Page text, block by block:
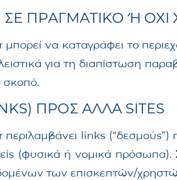
ΠΡΑΓΜΑΤΙΚΟ Ή ΟΧΙ
να καταγράφει το
για τη διαπίστωση
σκοπό.
ΠΡΟΣ ΑΛΛΑ SITES
links (“δεσμούς”)
(φυσικά ή νομικά
των επισκεπτών/